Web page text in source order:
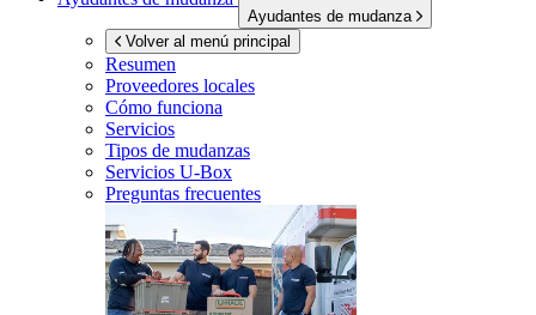
Ayudantes de mudanza
Volver al menú principal
Resumen
Proveedores locales
Cómo funciona
Servicios
Tipos de mudanzas
Servicios U-Box
Preguntas frecuentes